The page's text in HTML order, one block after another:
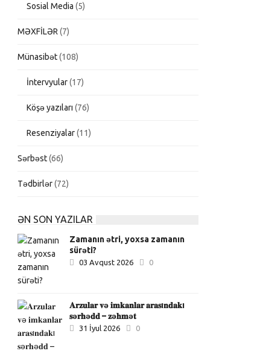
Sosial Media (5)
MƏXFİLƏR (7)
Münasibət(108)
İntervyular(17)
Köşə yazıları (76)
Resenziyalar(11)
Sərbəst(66)
Tədbirlər(72)
ƏN SON YAZILAR
Zamanın ətri, yoxsa zamanın
sürəti?
03 Avqust 2026 0
𝐀𝐫𝐳𝐮𝐥𝐚𝐫 𝐯ə 𝐢𝐦𝐤𝐚𝐧𝐥𝐚𝐫 𝐚𝐫𝐚𝐬ı𝐧𝐝𝐚𝐤ı
𝐬ə𝐫𝐡ə𝐝𝐝 – 𝐳ə𝐡𝐦ə𝐭
31 İyul 2026 0